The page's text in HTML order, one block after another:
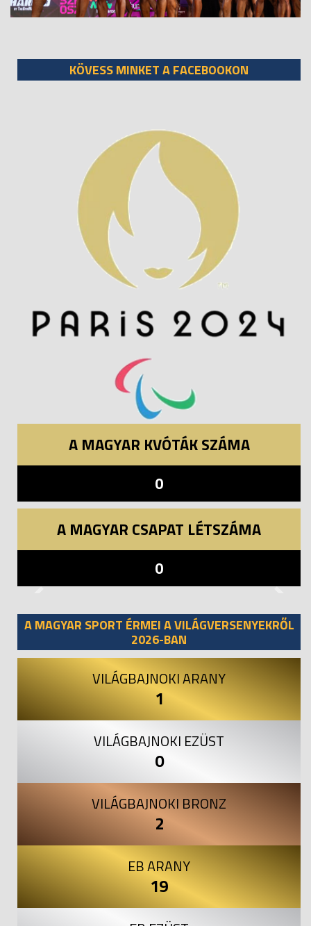
KÖVESS MINKET A FACEBOOKON
A MAGYAR KVÓTÁK SZÁMA
0
A MAGYAR CSAPAT LÉTSZÁMA
0
A MAGYAR SPORT ÉRMEI A VILÁGVERSENYEKRŐL
2026-BAN
VILÁGBAJNOKI ARANY
1
VILÁGBAJNOKI EZÜST
0
VILÁGBAJNOKI BRONZ
2
EB ARANY
19